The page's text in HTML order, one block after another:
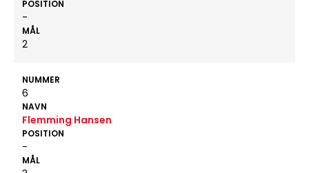
POSITION
-
MÅL
2
NUMMER
6
NAVN
Flemming Hansen
POSITION
-
MÅL